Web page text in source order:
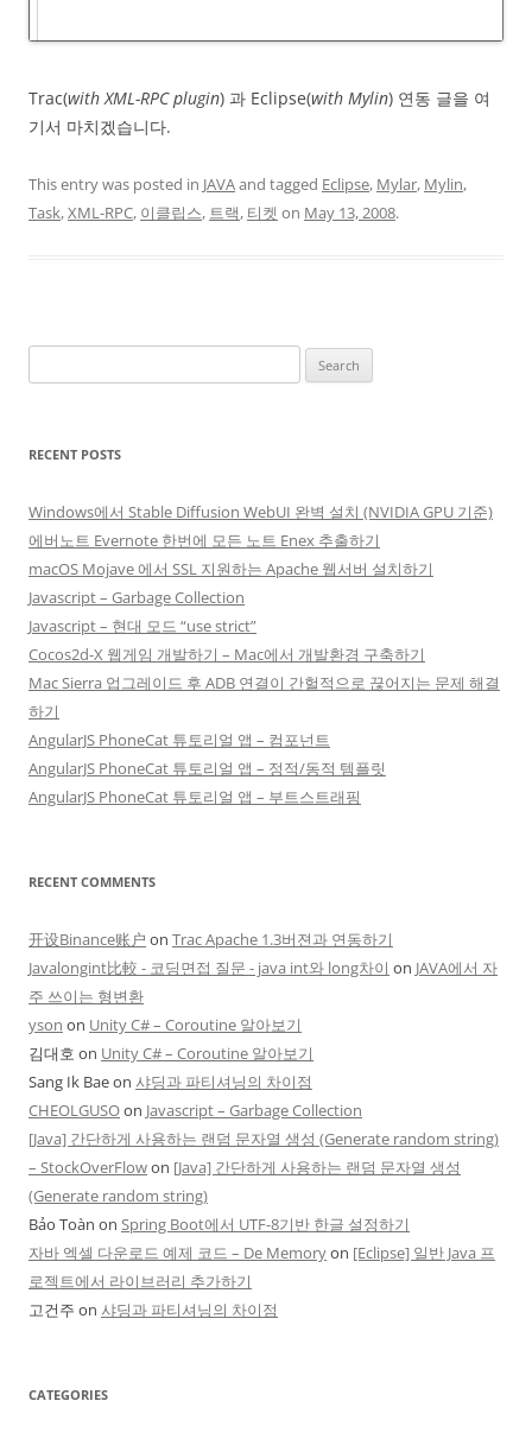
Trac(with XML-RPC plugin) 과 Eclipse(with Mylin) 연동 글을 여
기서 마치겠습니다.
This entry was posted in JAVAand tagged Eclipse, Mylar, Mylin,
Task,XML-RPC, 이클립스, 트랙, 티켓 on May 13, 2008.
for:
RECENT POSTS
Windows에서 Stable Diffusion WebUI 완벽 설치 (NVIDIA GPU 기준)
에버노트 Evernote 한번에 모든 노트 Enex 추출하기
macOS Mojave 에서 SSL 지원하는 Apache 웹서버 설치하기
Javascript – Garbage Collection
Javascript – 현대 모드 “use strict”
Cocos2d-X 웹게임 개발하기 – Mac에서 개발환경 구축하기
Mac Sierra 업그레이드 후 ADB 연결이 간헐적으로 끊어지는 문제 해결
하기
AngularJS PhoneCat 튜토리얼 앱 – 컴포넌트
AngularJS PhoneCat 튜토리얼 앱 – 정적/동적 템플릿
AngularJS PhoneCat 튜토리얼 앱 – 부트스트래핑
RECENT COMMENTS
开设Binance账户 on Trac Apache 1.3버젼과 연동하기
Javalongint比較 - 코딩면접 질문 - java int와 long차이 on JAVA에서 자
주 쓰이는 형변환
yson on Unity C# – Coroutine 알아보기
김대호 on Unity C# – Coroutine 알아보기
Sang Ik Baeon 샤딩과 파티셔닝의 차이점
CHEOLGUSOon Javascript – Garbage Collection
[Java] 간단하게 사용하는 랜덤 문자열 생성 (Generate random string)
– StockOverFlowon [Java] 간단하게 사용하는 랜덤 문자열 생성
(Generate random string)
Bảo Toàn on Spring Boot에서 UTF-8기반 한글 설정하기
자바 엑셀 다운로드 예제 코드 – De Memoryon [Eclipse] 일반 Java 프
로젝트에서 라이브러리 추가하기
고건주 on 샤딩과 파티셔닝의 차이점
CATEGORIES